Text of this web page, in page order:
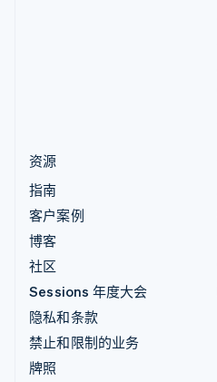
资源
指南
客户案例
博客
社区
Sessions 年度大会
隐私和条款
禁止和限制的业务
牌照